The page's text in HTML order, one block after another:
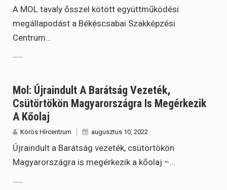
A MOL tavaly ősszel kötött együttműködési
megállapodást a Békéscsabai Szakképzési
Centrum…
Mol: Újraindult A Barátság Vezeték,
Csütörtökön Magyarországra Is Megérkezik
A Kőolaj
Körös Hírcentrum augusztus 10, 2022
Újraindult a Barátság vezeték, csütörtökön
Magyarországra is megérkezik a kőolaj –…